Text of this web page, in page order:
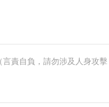
責自負，請勿涉及人身攻擊